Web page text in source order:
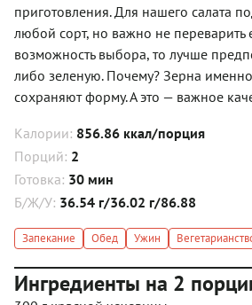
приготовления. Для нашего салата
любой сорт, но важно не переварить
возможность выбора, то лучше
либо зеленую. Почему? Зерна
сохраняют форму. А это — важное
Калории: 856.86 ккал/порция
Порций: 2
Готовка: 30 мин
Б/Ж/У: 36.54 г/36.02 г/86.88
Запекание Обед Ужин
Ингредиенты на 2